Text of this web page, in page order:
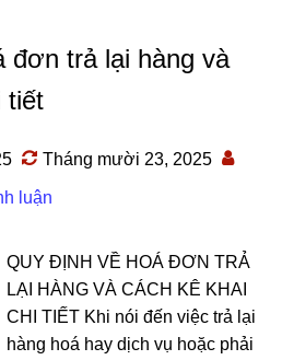
đơn trả lại hàng và
tiết
Tháng mười 23, 2025
luận
QUY ĐỊNH VỀ HOÁ ĐƠN TRẢ
LẠI HÀNG VÀ CÁCH KÊ KHAI
CHI TIẾT Khi nói đến việc trả lại
hàng hoá hay dịch vụ hoặc phải